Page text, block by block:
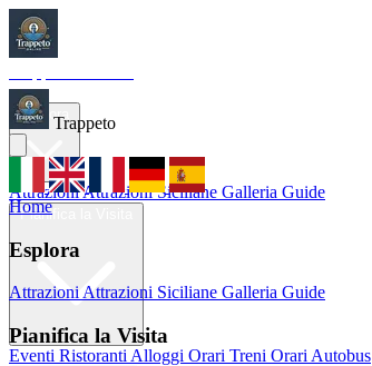
Home
AttrazioniAttrazioni Siciliane Galleria Guide
Eventi Ristoranti Alloggi Orari Treni Orari Autobus
Trappeto
Home
Esplora
AttrazioniAttrazioni Siciliane Galleria Guide
Pianifica la Visita